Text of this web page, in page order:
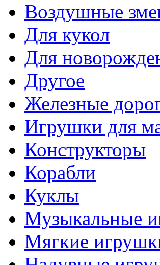
Воздушные
Для кукол
Для
Другое
Железные
Игрушки для
Конструкторы
Корабли
Куклы
Музыкальные
Мягкие